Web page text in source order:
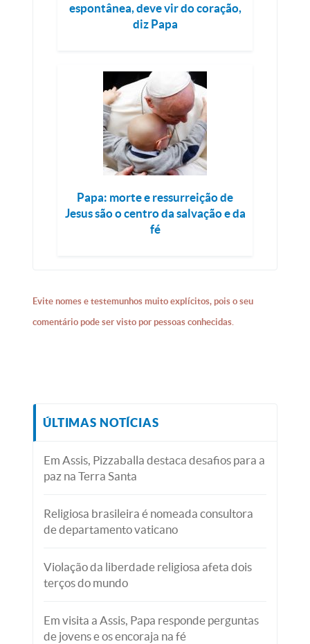
espontânea, deve vir do coração,
diz Papa
Papa: morte e ressurreição de
Jesus são o centro da salvação e da
fé
Evite nomes e testemunhos muito explícitos, pois o seu
comentário pode ser visto por pessoas conhecidas.
ÚLTIMAS NOTÍCIAS
Em Assis, Pizzaballa destaca desafios para a
paz na Terra Santa
Religiosa brasileira é nomeada consultora
de departamento vaticano
Violação da liberdade religiosa afeta dois
terços do mundo
Em visita a Assis, Papa responde perguntas
de jovens e os encoraja na fé